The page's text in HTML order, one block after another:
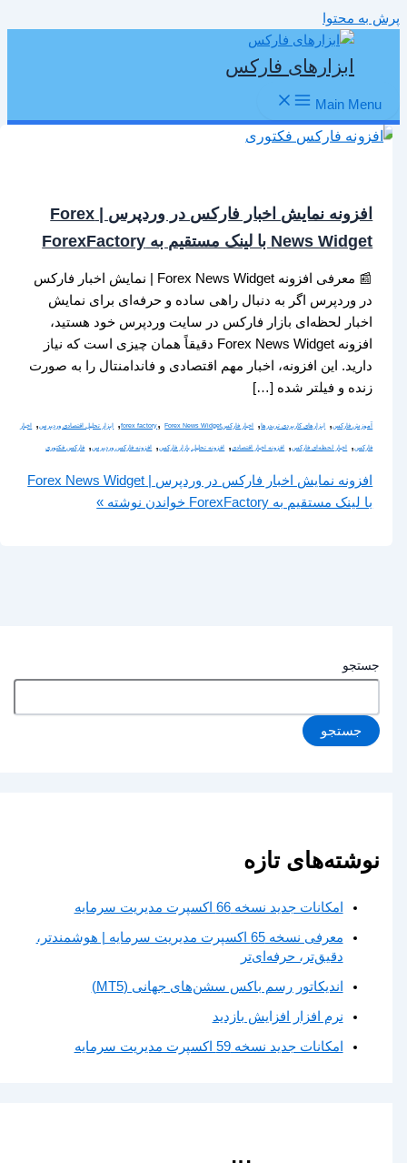
پرش به محتوا
ابزارهای فارکس
Main Menu
جستجو
جستجو
نوشته‌های تازه
امکانات جدید نسخه 66 اکسپرت مدیریت سرمایه
معرفی نسخه 65 اکسپرت مدیریت سرمایه | هوشمندتر،
دقیق‌تر، حرفه‌ای‌تر
اندیکاتور رسم باکس سشن‌های جهانی (MT5)
نرم افزار افزایش بازدید
امکانات جدید نسخه 59 اکسپرت مدیریت سرمایه
افزونه نمایش اخبار فارکس در وردپرس | Forex
News Widget با لینک مستقیم به ForexFactory
📰 معرفی افزونه Forex News Widget | نمایش اخبار فارکس
در وردپرس اگر به دنبال راهی ساده و حرفه‌ای برای نمایش
اخبار لحظه‌ای بازار فارکس در سایت وردپرس خود هستید،
افزونه Forex News Widget دقیقاً همان چیزی است که نیاز
دارید. این افزونه، اخبار مهم اقتصادی و فاندامنتال را به صورت
زنده و فیلتر شده […]
آموزش فارکس, ابزارهای کاربردی تریدرها ,اخبار فارکس forex factory ,Forex News Widget
,ابزار تحلیل اقتصادی وردپرس, اخبار
فارکس, اخبار لحظه‌ای فارکس, افزونه اخبار اقتصادی, افزونه تحلیل بازار فارکس, افزونه فارکس وردپرس, فارکس فکتوری
افزونه نمایش اخبار فارکس در وردپرس | Forex News Widget
با لینک مستقیم به ForexFactory
خواندن نوشته »